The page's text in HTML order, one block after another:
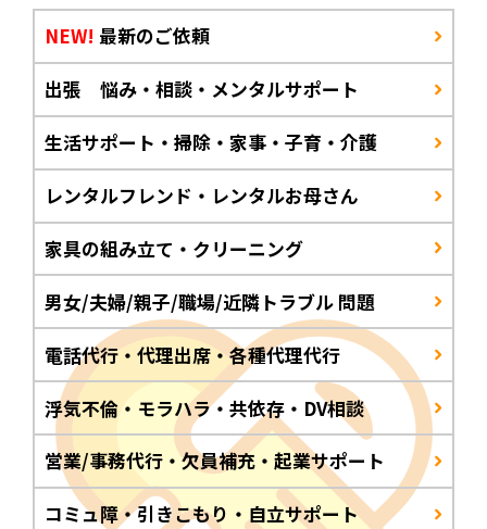
NEW! 最新のご依頼
出張 悩み・相談・メンタルサポート
生活サポート・掃除・家事・子育・介護
レンタルフレンド・レンタルお母さん
家具の組み立て・クリーニング
男女/夫婦/親子/職場/近隣トラブル 問題
電話代行・代理出席・各種代理代行
浮気不倫・モラハラ・共依存・DV相談
営業/事務代行・欠員補充・起業サポート
コミュ障・引きこもり・自立サポート